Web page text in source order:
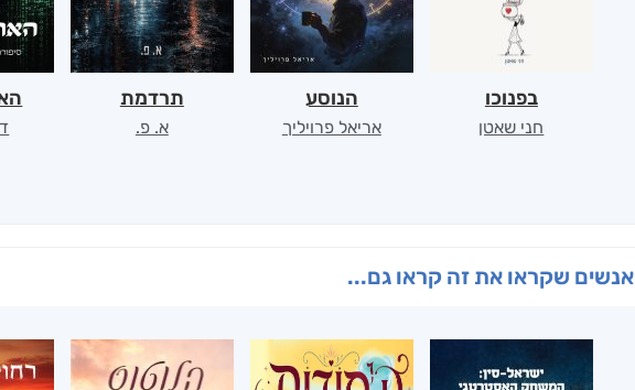
בפנוכו
חני שאטן
הנוסע
אריאל פרויליך
תרדמת
א. פ.
אנשים שקראו את זה קראו גם...